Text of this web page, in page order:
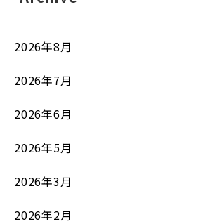
2026年8月
2026年7月
2026年6月
2026年5月
2026年3月
2026年2月